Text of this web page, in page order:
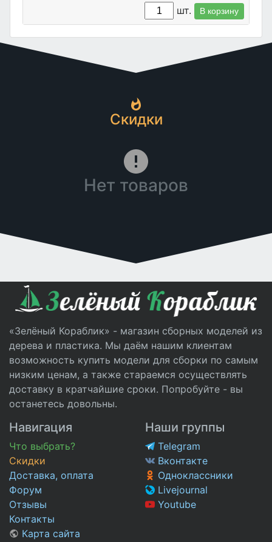
шт. В корзину
Скидки
Нет товаров
«Зелёный Кораблик» - магазин сборных моделей из
дерева и пластика. Мы даём нашим клиентам
возможность купить модели для сборки по самым
низким ценам, а также стараемся осуществлять
доставку в кратчайшие сроки. Попробуйте - вы
останетесь довольны.
Навигация
Что выбрать?
Скидки
Доставка, оплата
Форум
Отзывы
Контакты
Карта сайта
Наши группы
Telegram
Вконтакте
Одноклассники
Livejournal
Youtube